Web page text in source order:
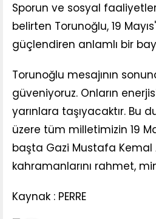
Sporun ve sosyal
belirten Torunoğlu, 19
güçlendiren anlamlı bir
Torunoğlu mesajının
güveniyoruz. Onların
yarınlara taşıyacaktır. Bu
üzere tüm milletimizin 19
başta Gazi Mustafa
kahramanlarını rahmet,
Kaynak : PERRE